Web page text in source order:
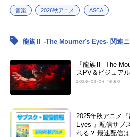
音楽 2026秋アニメ ASCA
龍族Ⅱ -The Mourner's Eyes- 関連ニ
『龍族Ⅱ -The
スPV＆ビジュアル
2026-03-04 16:50
2025年秋アニメ
Eyes-』配信サブ
れる？ 最速配信は